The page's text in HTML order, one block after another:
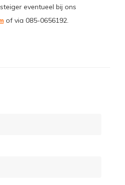
eventueel bij ons
of via 085-0656192.